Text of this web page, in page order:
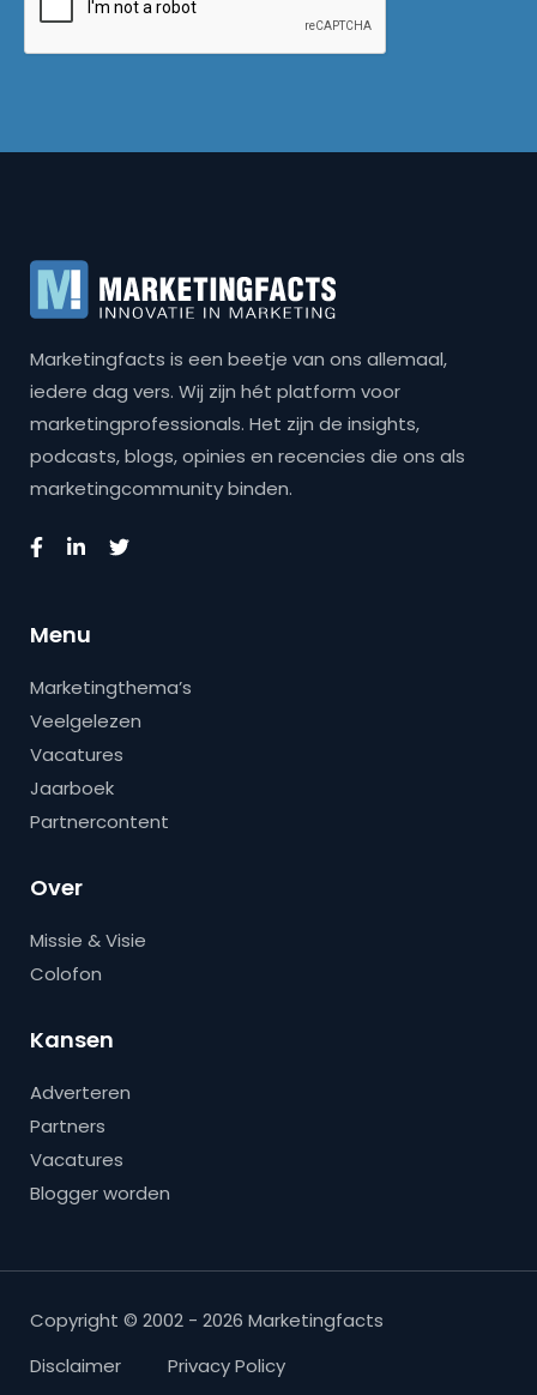
Marketingfacts is een beetje van ons allemaal,
iedere dag vers. Wij zijn hét platform voor
marketingprofessionals. Het zijn de insights,
podcasts, blogs, opinies en recencies die ons als
marketingcommunity binden.
Menu
Marketingthema’s
Veelgelezen
Vacatures
Jaarboek
Partnercontent
Over
Missie & Visie
Colofon
Kansen
Adverteren
Partners
Vacatures
Blogger worden
Copyright © 2002 - 2026 Marketingfacts
Disclaimer
Privacy Policy